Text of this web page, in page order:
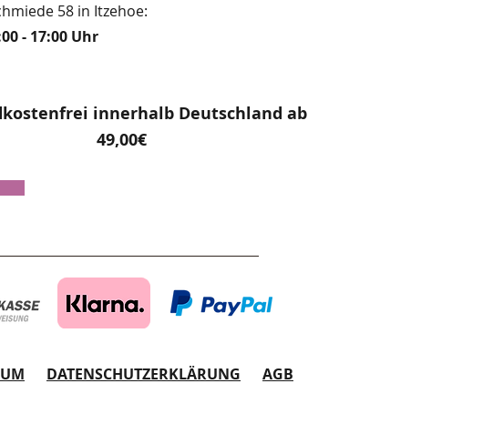
58 in Itzehoe:
- 17:00 Uhr
innerhalb Deutschland ab
49,00€
DATENSCHUTZERKLÄRUNG AGB